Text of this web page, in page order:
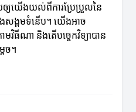
ឲ្យយើងយល់ពីការប្រែប្រួលនៃ
ង្គមទំនើប។ យើងអាច
វិធីណា និងតើបច្ចេកវិទ្យាបាន
ច។